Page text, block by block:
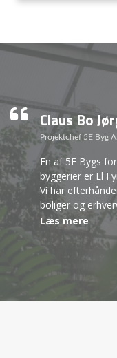
Claus Bo
Projektchef 5E Byg
En af 5E Bygs
byggerier er El
Vi har
boliger og
I den tidlige
deres input til
til vores bygherrer.
Når
involverede
Læs mere